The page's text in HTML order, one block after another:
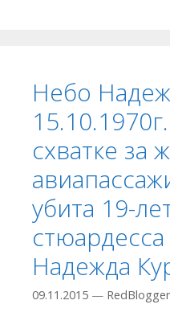
Небо
схватке за
убита 19-
Надежда
09.11.2015 — RedBlogger